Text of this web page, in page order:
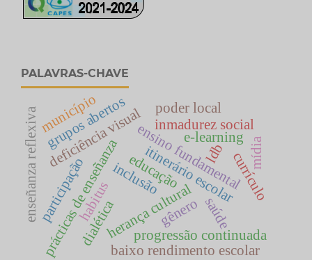
PALAVRAS-CHAVE
educação
deficiência visual
inclusão
e-learning
prácticas de enseñanza
enseñanza reflexiva habitusherança cultural
itinerário escolar
baixo rendimento escolar
progressão continuada
ensino fundamental
saúde
participação
grupos abertos
dialética
inmadurez social
município poder local
currículo
ldb
gênero
mídia